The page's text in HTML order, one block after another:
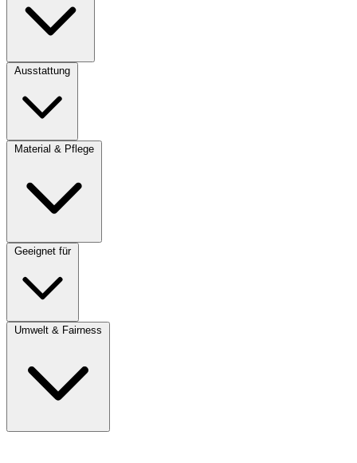
Ausstattung
Material & Pflege
Geeignet für
Umwelt & Fairness